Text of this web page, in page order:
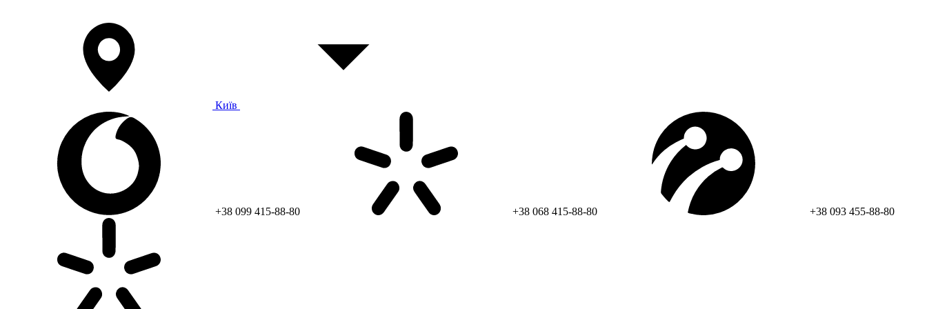
Київ
+38 099 415-88-80 +38 068 415-88-80 +38 093 455-88-80